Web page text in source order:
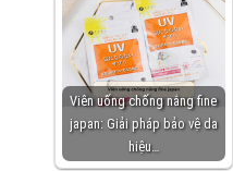
Viên uống chống nắng fine
japan: Giải pháp bảo vệ da
hiệu…